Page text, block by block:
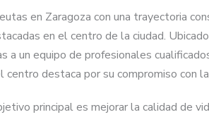
en Zaragoza con una trayectoria
en el centro de la ciudad.
a un equipo de profesionales
centro destaca por su compromiso con
principal es mejorar la calidad de